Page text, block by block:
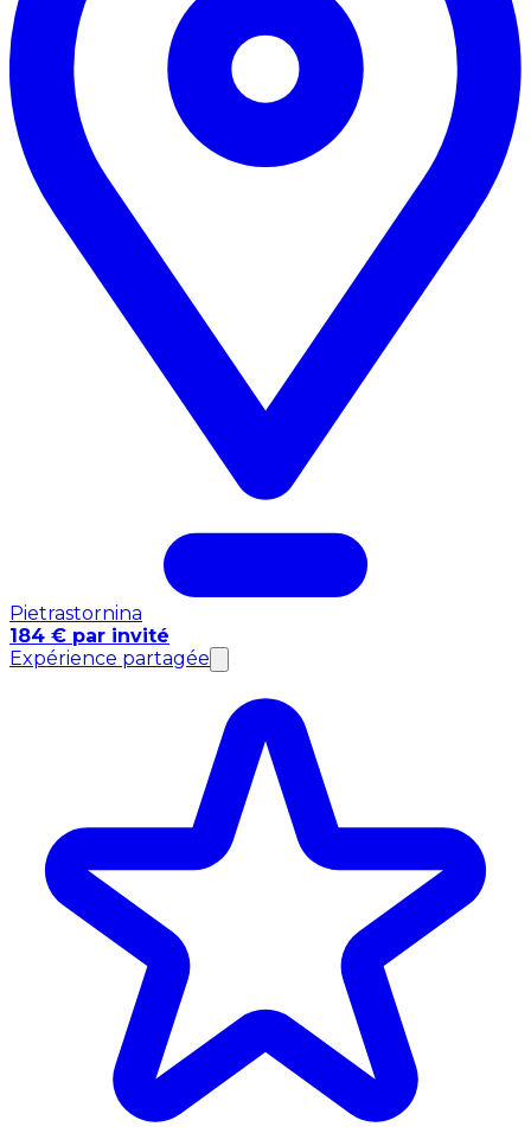
Pietrastornina
184 € par invité
Expérience partagée